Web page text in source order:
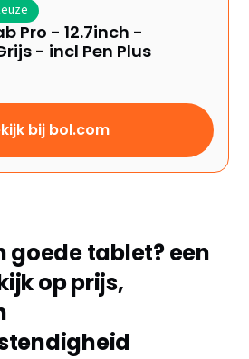
Pro - 12.7inch -
- incl Pen Plus
bij bol.com
goede tablet? een
op prijs,